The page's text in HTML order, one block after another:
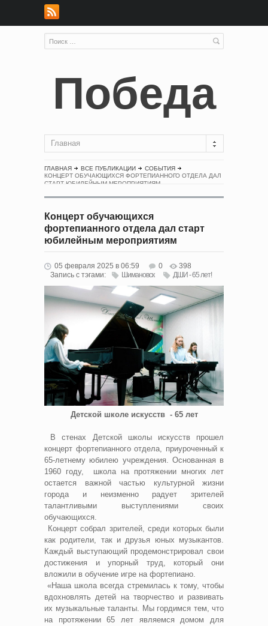
Победа
Главная
ГЛАВНАЯ ВСЕ ПУБЛИКАЦИИ
СОБЫТИЯ
КОНЦЕРТ ОБУЧАЮЩИХСЯ ФОРТЕПИАННОГО ОТДЕЛА ДАЛ
СТАРТ ЮБИЛЕЙНЫМ МЕРОПРИЯТИЯМ
Концерт обучающихся
фортепианного отдела дал старт
юбилейным мероприятиям
05 февраля 2025 в 06:59 0
398
Запись с тэгами:
Шимановск ДШИ - 65 лет!
Детской школе искусств - 65 лет
В стенах Детской школы искусств прошел
концерт фортепианного отдела, приуроченный к
65-летнему юбилею учреждения. Основанная в
1960 году, школа на протяжении многих лет
остается важной частью культурной жизни
города и неизменно радует зрителей
талантливыми выступлениями своих
обучающихся.
Концерт собрал зрителей, среди которых были
как родители, так и друзья юных музыкантов.
Каждый выступающий продемонстрировал свои
достижения и упорный труд, который они
вложили в обучение игре на фортепиано.
«Наша школа всегда стремилась к тому, чтобы
вдохновлять детей на творчество и развивать
их музыкальные таланты. Мы гордимся тем, что
на протяжении 65 лет являемся домом для